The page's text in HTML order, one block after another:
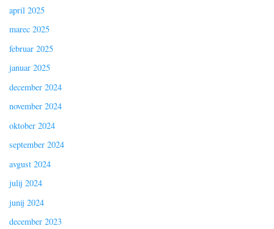
april 2025
marec 2025
februar 2025
januar 2025
december 2024
november 2024
oktober 2024
september 2024
avgust 2024
julij 2024
junij 2024
december 2023